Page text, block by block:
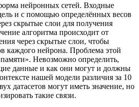
нейронных сетей. Входные
и с помощью определённых весов
скрытые слои для получения
алгоритма происходит от
через скрытые слои, чтобы
каждого нейрона. Проблема этой
Невозможно определить,
данные и как они могут и должны
нашей модели различия за 10
датасетов могут иметь значение, но
такие связи.